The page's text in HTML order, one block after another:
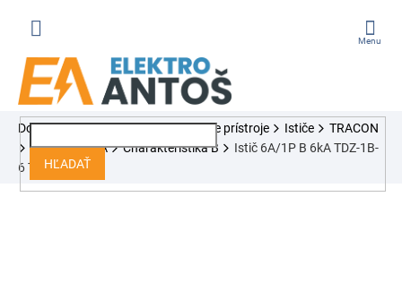
HĽADAŤ
Domov Ističe, chrániče, modulárne prístroje Ističe
TRACON
Séria TDZ 6kA
Charakteristika B
Istič 6A/1P B 6kA TDZ-1B-
6 Tracon